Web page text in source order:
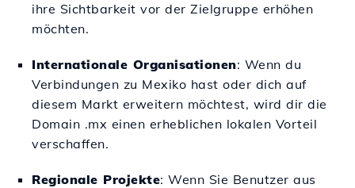
ihre Sichtbarkeit vor der Zielgruppe erhöhen
möchten.
Internationale Organisationen: Wenn du
Verbindungen zu Mexiko hast oder dich auf
diesem Markt erweitern möchtest, wird dir die
Domain .mx einen erheblichen lokalen Vorteil
verschaffen.
Regionale Projekte: Wenn Sie Benutzer aus